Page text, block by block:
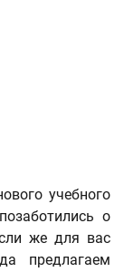
учебного
о
же для вас
предлагаем